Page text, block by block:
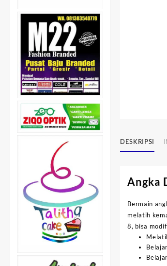
DESKRIPSI
Angka
Bermain
melatih
8, bisa